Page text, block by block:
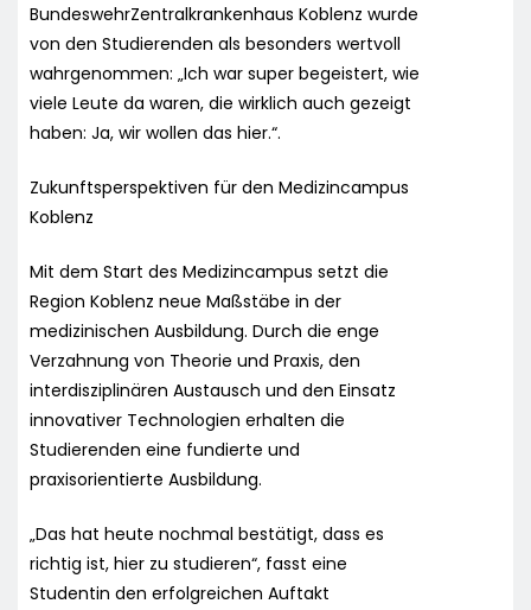
BundeswehrZentralkrankenhaus Koblenz wurde
von den Studierenden als besonders wertvoll
wahrgenommen: „Ich war super begeistert, wie
viele Leute da waren, die wirklich auch gezeigt
haben: Ja, wir wollen das hier.“.
Zukunftsperspektiven für den Medizincampus
Koblenz
Mit dem Start des Medizincampus setzt die
Region Koblenz neue Maßstäbe in der
medizinischen Ausbildung. Durch die enge
Verzahnung von Theorie und Praxis, den
interdisziplinären Austausch und den Einsatz
innovativer Technologien erhalten die
Studierenden eine fundierte und
praxisorientierte Ausbildung.
„Das hat heute nochmal bestätigt, dass es
richtig ist, hier zu studieren“, fasst eine
Studentin den erfolgreichen Auftakt